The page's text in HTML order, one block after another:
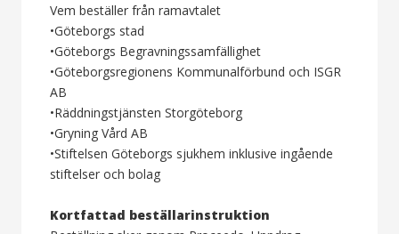
Vem beställer från ramavtalet
•Göteborgs stad
•Göteborgs Begravningssamfällighet
•Göteborgsregionens Kommunalförbund och ISGR
AB
•Räddningstjänsten Storgöteborg
•Gryning Vård AB
•Stiftelsen Göteborgs sjukhem inklusive ingående
stiftelser och bolag
Kortfattad beställarinstruktion